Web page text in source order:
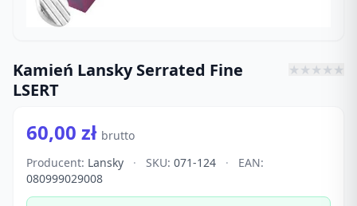
Kamień Lansky Serrated Fine
LSERT
★★★★★
60,00 zł brutto
Producent: Lansky · SKU: 071-124 ·
EAN:
080999029008